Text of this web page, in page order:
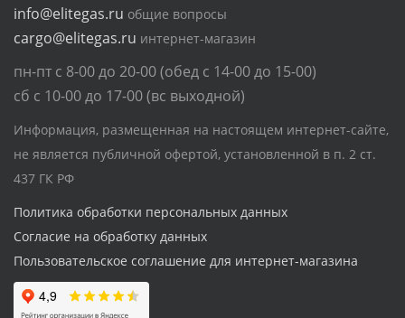
info@elitegas.ru общие вопросы
cargo@elitegas.ru интернет-магазин
пн-пт с 8-00 до 20-00 (обед с 14-00 до 15-00)
сб с 10-00 до 17-00 (вс выходной)
Информация, размещенная на настоящем интернет-сайте,
не является публичной офертой, установленной в п. 2 ст.
437 ГК РФ
Политика обработки персональных данных
Согласие на обработку данных
Пользовательское соглашение для интернет-магазина